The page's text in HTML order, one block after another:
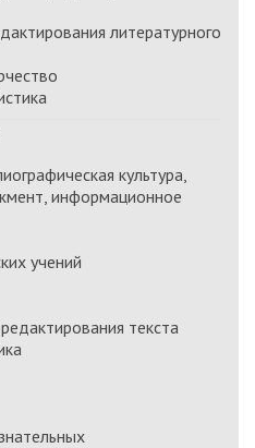
литературного
культура,
информационное
учений
текста